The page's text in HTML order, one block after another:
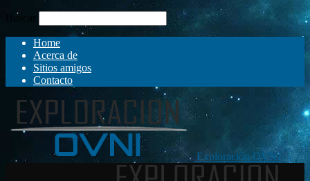
Buscar
Home
Acerca de
Sitios amigos
Contacto
Exploración OVNI